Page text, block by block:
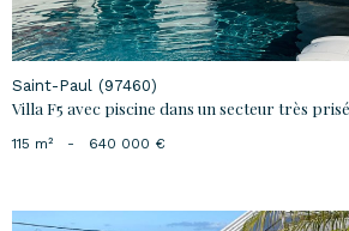
Saint-Paul (97460)
Villa F5 avec piscine dans un secteur très
115 m² - 640 000 €